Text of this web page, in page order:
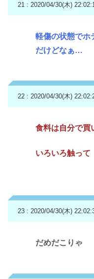
21 : 2020/04/30(木)
軽傷の状態でホ
だけどなぁ…
22 : 2020/04/30(木)
食料は自分で買
いろいろ触って
23 : 2020/04/30(木)
だめだこりゃ